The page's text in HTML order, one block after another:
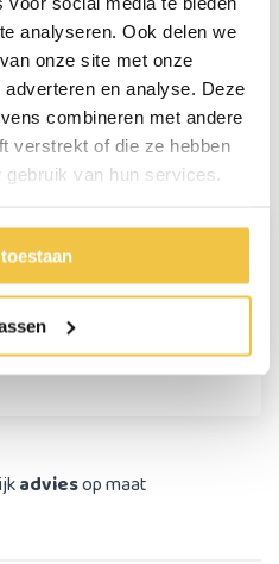
analyseren. Ook delen we
onze site met onze
en analyse. Deze
combineren met andere
verstrekt of die ze hebben
van hun services.
advies
Scholten, vorige in 3
kan ik helaas niet! Dus blij
adviesop maat